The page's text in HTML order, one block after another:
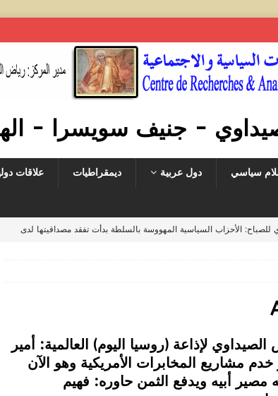
- جنيف سويسرا - الهاتف.
سياسي دول عربية ديمقراطيات علاقات
الدولية لإطلاق سراح الشاعر القطري محمد بن الذيب العجمي من زنازين
حاوره: فهيم الصوراني. أخبار
ليومية “المصري اليوم”: هل -الربيع العربى- ثورات أم انتفاضات شعبية؟..
الصيداوي لإذاعة (روسيا اليوم) العالمية: أمير
مشاريع المخابرات الأمريكية وهو الآن
مصير أبيه ويدفع الثمن حاوره: فهيم